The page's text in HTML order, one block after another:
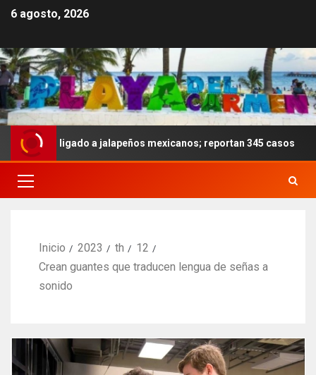
6 agosto, 2026
ligado a jalapeños mexicanos; reportan 345 casos
Inicio 2023 th
12
Crean guantes que traducen lengua de señas a
sonido